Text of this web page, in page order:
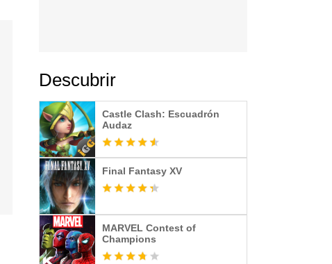
Descubrir
Castle Clash: Escuadrón
Audaz
Final Fantasy XV
MARVEL Contest of
Champions